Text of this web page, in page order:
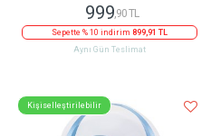
999,90 TL
Sepette % 10 indirim 899,91 TL
Aynı Gün Teslimat
Kişiselleştirilebilir